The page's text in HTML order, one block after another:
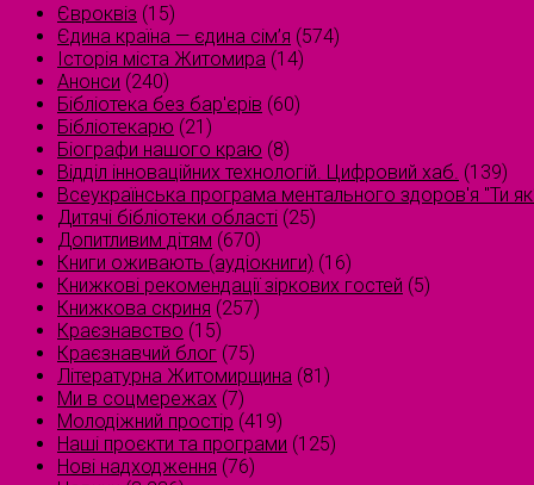
Євроквіз (15)
Єдина країна — єдина сім’я (574)
Історія міста Житомира (14)
Анонси (240)
Бібліотека без бар'єрів (60)
Бібліотекарю (21)
Біографи нашого краю (8)
Відділ інноваційних технологій. Цифровий хаб. (139)
Всеукраїнська програма ментального здоров'я "Ти
Дитячі бібліотеки області (25)
Допитливим дітям (670)
Книги оживають (аудіокниги) (16)
Книжкові рекомендації зіркових гостей (5)
Книжкова скриня (257)
Краєзнавство (15)
Краєзнавчий блог (75)
Літературна Житомирщина (81)
Ми в соцмережах (7)
Молодіжний простір (419)
Наші проєкти та програми (125)
Нові надходження (76)